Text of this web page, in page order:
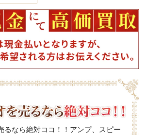
るなら絶対ココ！！アンプ、スピー